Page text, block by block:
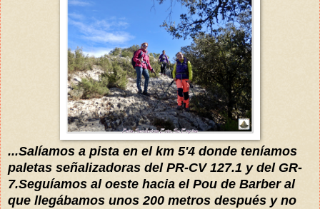
...Salíamos a pista en el km 5'4 donde teníamos
paletas señalizadoras del PR-CV 127.1 y del GR-
7.Seguíamos al oeste hacia el Pou de Barber al
que llegábamos unos 200 metros después y no